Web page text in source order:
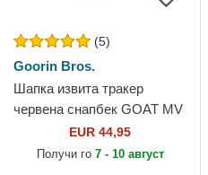
(5)
Goorin Bros.
Шапка извита тракер
червена снапбек GOAT MV
Butter The Farm MVP The
Farm от Goorin Bros.
EUR 44,95
Получи го 7 - 10 август